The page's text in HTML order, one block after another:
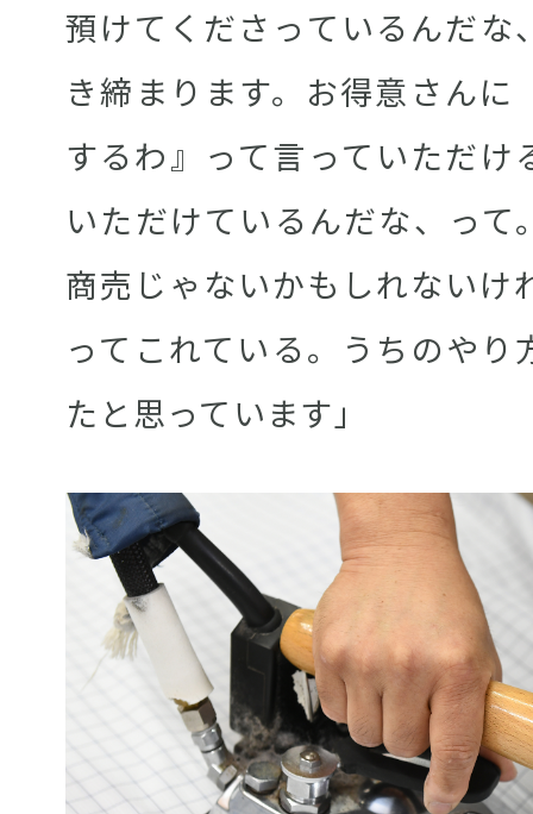
預けてくださっているんだな
き締まります。お得意さん
するわ』って言っていただけ
いただけているんだな、って
商売じゃないかもしれないけ
ってこれている。うちのや
たと思っています」